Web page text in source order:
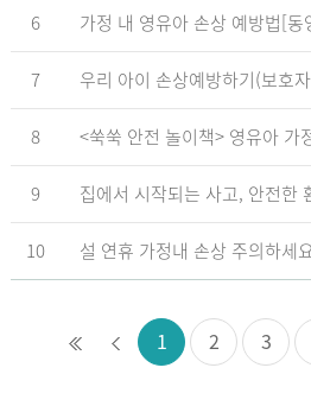
6 가정 내 영유아 손상 예방법[동
7 우리 아이 손상예방하기(보호
8
9
10 설 연휴 가정내 손상 주의하세
1 2 3